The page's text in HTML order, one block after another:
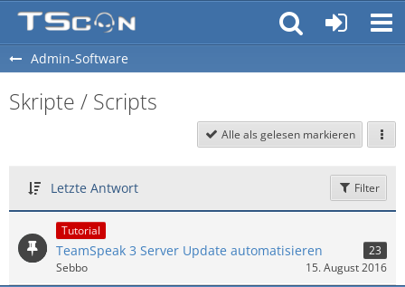
Admin-Software
Skripte / Scripts
Alle als gelesen markieren
Letzte Antwort Filter
Tutorial
TeamSpeak 3 Server Update automatisieren
23
Sebbo
15. August 2016